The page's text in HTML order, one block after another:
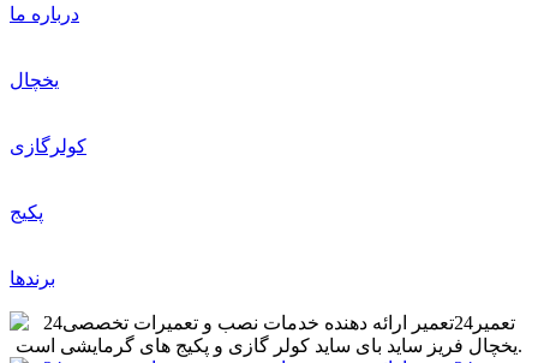
درباره ما
یخچال
کولرگازی
پکیج
برندها